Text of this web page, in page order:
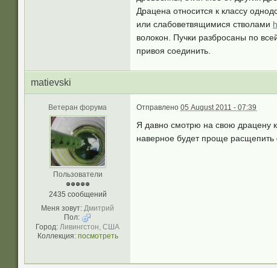
Драцена относится к классу
или слабоветвящимися стволами
волокон. Пучки разбросаны по
привоя соединить.
matievski
Ветеран форума
Пользователи
2435 сообщений
Меня зовут: Дмитрий
Пол:
Город: Ливингстон, США
Коллекция: посмотреть
Отправлено 05 August 2011 - 07:39
Я давно смотрю на свою драцену
наверное будет проще расщепить